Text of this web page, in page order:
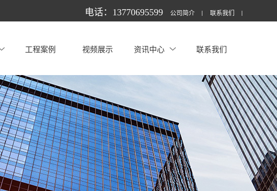
电话：13770695599 公司简介 联系我们
工程案例 视频展示 资讯中心 联系我们